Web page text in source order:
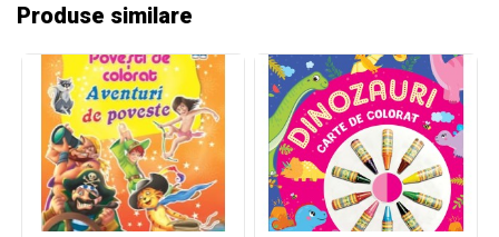
Produse similare